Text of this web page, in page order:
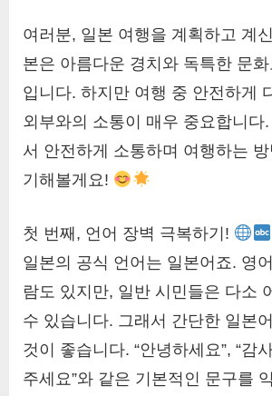
여러분, 일본 여행을 계획하고 계
본은 아름다운 경치와 독특한 문
입니다. 하지만 여행 중 안전하게
외부와의 소통이 매우 중요합니다.
서 안전하게 소통하며 여행하는
기해볼게요!
첫 번째, 언어 장벽 극복하기!
일본의 공식 언어는 일본어죠. 영
람도 있지만, 일반 시민들은 다소
수 있습니다. 그래서 간단한 일본
것이 좋습니다. “안녕하세요”, “감
주세요”와 같은 기본적인 문구를